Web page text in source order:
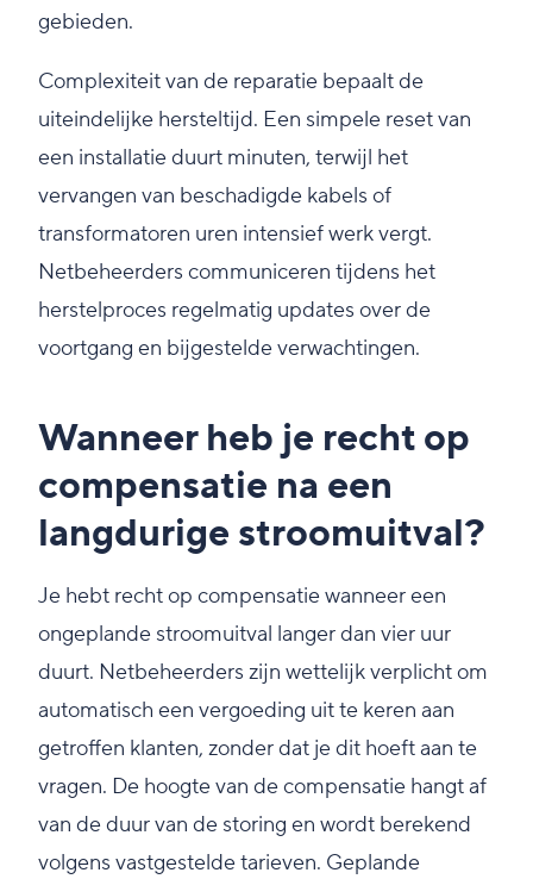
gebieden.
Complexiteit van de reparatie bepaalt de
uiteindelijke hersteltijd. Een simpele reset van
een installatie duurt minuten, terwijl het
vervangen van beschadigde kabels of
transformatoren uren intensief werk vergt.
Netbeheerders communiceren tijdens het
herstelproces regelmatig updates over de
voortgang en bijgestelde verwachtingen.
Wanneer heb je recht op
compensatie na een
langdurige stroomuitval?
Je hebt recht op compensatie wanneer een
ongeplande stroomuitval langer dan vier uur
duurt. Netbeheerders zijn wettelijk verplicht om
automatisch een vergoeding uit te keren aan
getroffen klanten, zonder dat je dit hoeft aan te
vragen. De hoogte van de compensatie hangt af
van de duur van de storing en wordt berekend
volgens vastgestelde tarieven. Geplande